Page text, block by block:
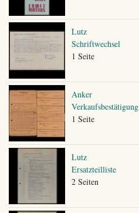
Lutz
Schriftwechsel
1 Seite
Anker
Verkaufsbestätigung
1 Seite
Lutz
Ersatzteilliste
2 Seiten